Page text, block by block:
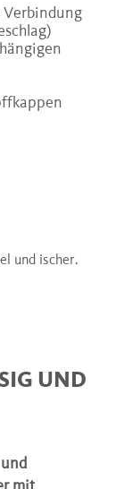
Verbindung
UND